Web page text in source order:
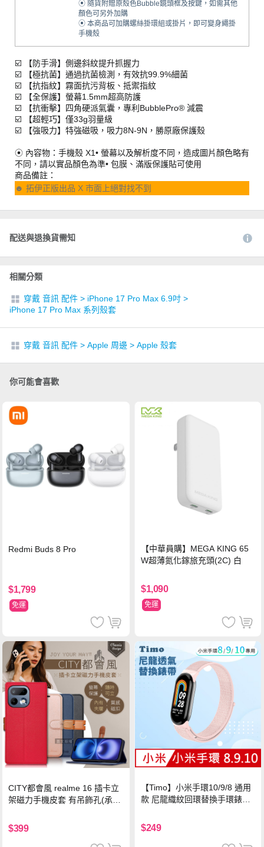
⦿ 隨貨附贈原殼色Bubble鏡頭框及按鍵，如需其他
顏色可另外加購
⦿ 本商品可加購螺絲掛環組或掛片，即可變身繩掛
手機殼
☑️ 【防手滑】側邊斜紋提升抓握力
☑️ 【極抗菌】通過抗菌檢測，有效抗99.9%細菌
☑️ 【抗指紋】霧面抗污背板、抵禦指紋
☑️ 【全保護】螢幕1.5mm超高防護
☑️ 【抗衝擊】四角硬派氣囊，專利BubblePro® 減震
☑️ 【超輕巧】僅33g羽量級
☑️ 【強吸力】特強磁吸，吸力8N-9N，勝原廠保護殼
⦿ 內容物：手機殼 X1• 螢幕以及解析度不同，造成圖片顏色略有
不同，請以實品顏色為準• 包膜、滿版保護貼可使用
商品備註：
☻ 拓伊正版出品 X 市面上絕對找不到
配送與退換貨需知
相關分類
穿戴 音訊 配件 > iPhone 17 Pro Max 6.9吋 >
iPhone 17 Pro Max 系列殼套
穿戴 音訊 配件 > Apple 周邊 > Apple 殼套
你可能會喜歡
Redmi Buds 8 Pro
$1,799
免運
【中華員購】MEGA KING 65
W超薄氮化鎵旅充頭(2C) 白
$1,090
免運
CITY都會風 realme 16 插卡立
架磁力手機皮套 有吊飾孔(承諾
$399
【Timo】小米手環10/9/8 通用
款 尼龍織紋回環替換手環錶帶-
$249